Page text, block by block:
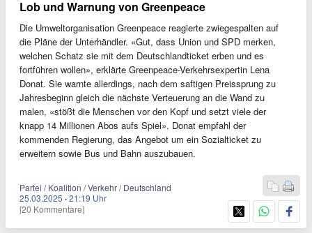
Lob und Warnung von Greenpeace
Die Umweltorganisation Greenpeace reagierte zwiegespalten auf
die Pläne der Unterhändler. «Gut, dass Union und SPD merken,
welchen Schatz sie mit dem Deutschlandticket erben und es
fortführen wollen», erklärte Greenpeace-Verkehrsexpertin Lena
Donat. Sie warnte allerdings, nach dem saftigen Preissprung zu
Jahresbeginn gleich die nächste Verteuerung an die Wand zu
malen, «stößt die Menschen vor den Kopf und setzt viele der
knapp 14 Millionen Abos aufs Spiel». Donat empfahl der
kommenden Regierung, das Angebot um ein Sozialticket zu
erweitern sowie Bus und Bahn auszubauen.
Partei / Koalition / Verkehr / Deutschland
25.03.2025 ·21:19 Uhr
[20 Kommentare]